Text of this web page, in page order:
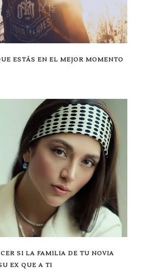
ESTÁS EN EL MEJOR MOMENTO
SI LA FAMILIA DE TU NOVIA
EX QUE A TI